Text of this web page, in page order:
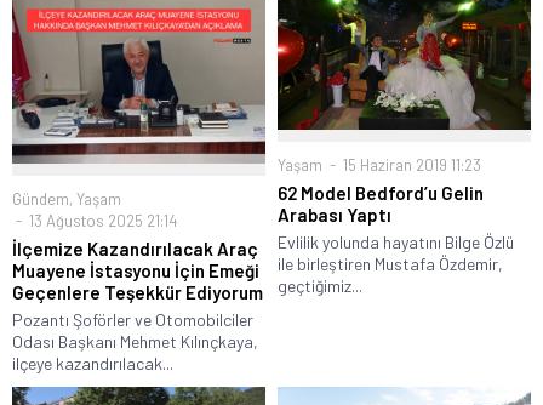
Gündem, Yaşam
13 Ağustos 2025 21:14
İlçemize Kazandırılacak Araç
Muayene İstasyonu İçin Emeği
Geçenlere Teşekkür Ediyorum
Pozantı Şoförler ve Otomobilciler
Odası Başkanı Mehmet Kılınçkaya,
ilçeye kazandırılacak...
Yaşam 15 Haziran 2019 11:23
62 Model Bedford’u Gelin
Arabası Yaptı
Evlilik yolunda hayatını Bilge Özlü
ile birleştiren Mustafa Özdemir,
geçtiğimiz...